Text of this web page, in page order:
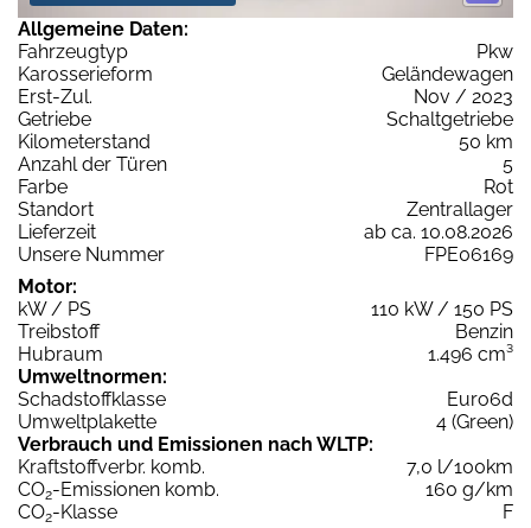
Allgemeine Daten:
Fahrzeugtyp
Pkw
Karosserieform
Geländewagen
Erst-Zul.
Nov / 2023
Getriebe
Schaltgetriebe
Kilometerstand
50 km
Anzahl der Türen
5
Farbe
Rot
Standort
Zentrallager
Lieferzeit
ab ca. 10.08.2026
Unsere Nummer
FPE06169
Motor:
kW / PS
110 kW / 150 PS
Treibstoff
Benzin
Hubraum
1.496 cm³
Umweltnormen:
Schadstoffklasse
Euro6d
Umweltplakette
4 (Green)
Verbrauch und Emissionen nach WLTP:
Kraftstoffverbr. komb.
7,0 l/100km
CO2-Emissionen komb.
160 g/km
CO2-Klasse
F